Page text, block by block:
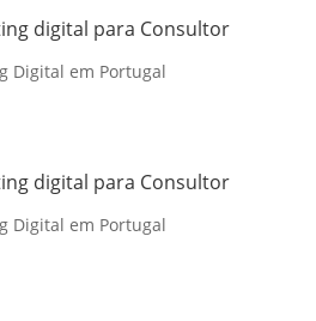
digital para Consultor
Digital em Portugal
digital para Consultor
Digital em Portugal